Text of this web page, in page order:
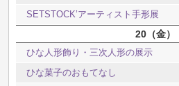
SETSTOCK’アーティスト手形展
20 金
ひな人形飾り・三次人形の展示
ひな菓子のおもてなし